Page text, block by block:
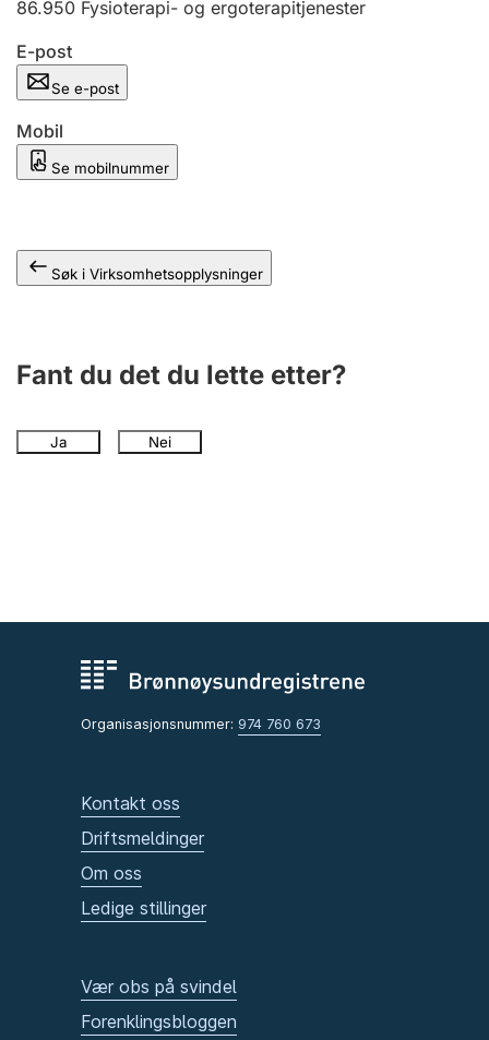
Andre tema
86.950 Fysioterapi- og ergoterapitjenester
E-post
Se e-post
Mobil
Se mobilnummer
Søk i Virksomhetsopplysninger
Fant du det du lette etter?
Ja Nei
Organisasjonsnummer: 974 760 673
Kontakt oss
Driftsmeldinger
Om oss
Ledige stillinger
Vær obs på svindel
Forenklingsbloggen